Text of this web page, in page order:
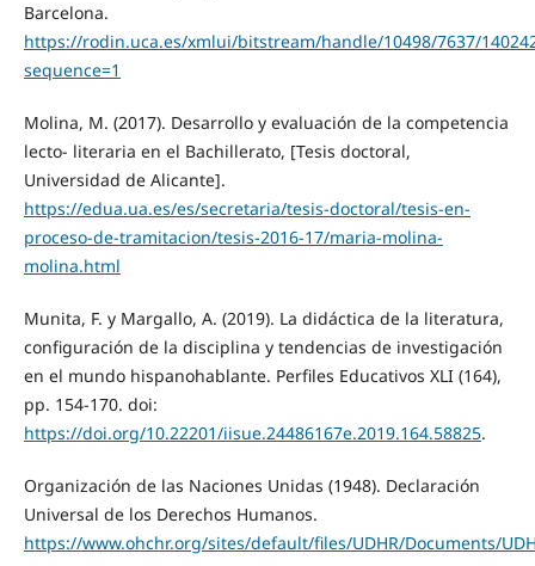
Barcelona.
https://rodin.uca.es/xmlui/bitstream/handle/10498/7637/
sequence=1
Molina, M. (2017). Desarrollo y evaluación de la competencia
lecto- literaria en el Bachillerato, [Tesis doctoral,
Universidad de Alicante].
https://edua.ua.es/es/secretaria/tesis-doctoral/tesis-en-
proceso-de-tramitacion/tesis-2016-17/maria-molina-
molina.html
Munita, F. y Margallo, A. (2019). La didáctica de la literatura,
configuración de la disciplina y tendencias de investigación
en el mundo hispanohablante. Perfiles Educativos XLI (164),
pp. 154-170. doi:
https://doi.org/10.22201/iisue.24486167e.2019.164.58825.
Organización de las Naciones Unidas (1948). Declaración
Universal de los Derechos Humanos.
https://www.ohchr.org/sites/default/files/UDHR/Documents/